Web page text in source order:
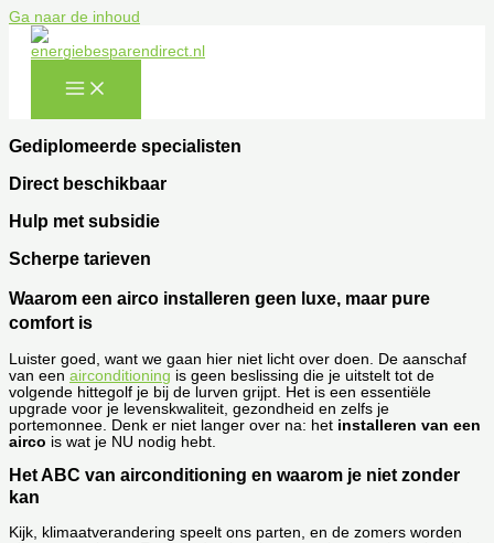
Ga naar de inhoud
Gediplomeerde specialisten
Direct beschikbaar
Hulp met subsidie
Scherpe tarieven
Waarom een airco installeren geen luxe, maar pure
comfort is
Luister goed, want we gaan hier niet licht over doen. De aanschaf
van een airconditioning is geen beslissing die je uitstelt tot de
volgende hittegolf je bij de lurven grijpt. Het is een essentiële
upgrade voor je levenskwaliteit, gezondheid en zelfs je
portemonnee. Denk er niet langer over na: het installeren van een
airco is wat je NU nodig hebt.
Het ABC van airconditioning en waarom je niet zonder
kan
Kijk, klimaatverandering speelt ons parten, en de zomers worden